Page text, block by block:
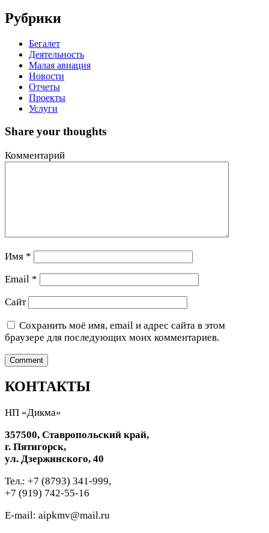
Рубрики
Бегалет
Деятельность
Малая авиация
Новости
Отчеты
Проекты
Услуги
Share your thoughts
Комментарий
Имя *
Email *
Сайт
Сохранить моё имя, email и адрес сайта в этом
браузере для последующих моих комментариев.
КОНТАКТЫ
НП «Дикма»
357500, Ставропольский край,
г. Пятигорск,
ул. Дзержинского, 40
Тел.: +7 (8793) 341-999,
+7 (919) 742-55-16
E-mail: aipkmv@mail.ru